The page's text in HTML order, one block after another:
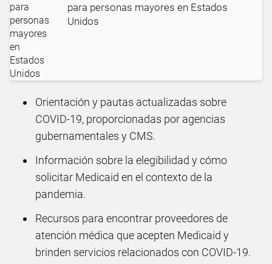
para personas mayores en Estados
Unidos
Orientación y pautas actualizadas sobre
COVID-19, proporcionadas por agencias
gubernamentales y CMS.
Información sobre la elegibilidad y cómo
solicitar Medicaid en el contexto de la
pandemia.
Recursos para encontrar proveedores de
atención médica que acepten Medicaid y
brinden servicios relacionados con COVID-19.